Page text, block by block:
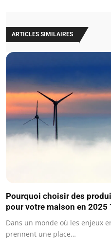
ARTICLES SIMILAIRES
Pourquoi choisir des
pour votre maison en 2025
Dans un monde où les enjeux
prennent une place…